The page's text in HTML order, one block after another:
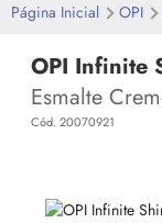
Página Inicial OPI
OPI Infinite
Esmalte
Cód. 20070921